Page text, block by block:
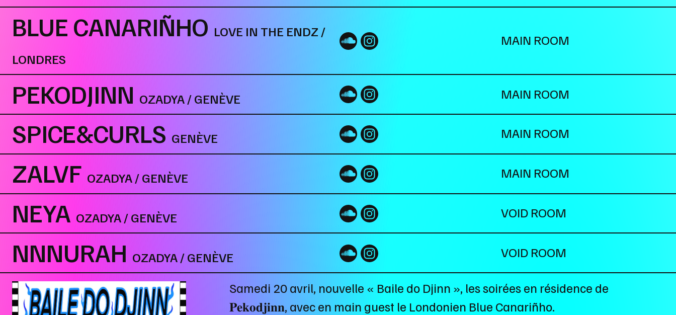
BLUE CANARIÑHO LOVE IN THE ENDZ /
LONDRES
MAIN ROOM
PEKODJINN OZADYA / GENÈVE MAIN ROOM
SPICE&CURLS GENÈVE MAIN ROOM
ZALVF OZADYA / GENÈVE MAIN ROOM
NEYA OZADYA / GENÈVE VOID ROOM
NNNURAH OZADYA / GENÈVE VOID ROOM
Samedi 20 avril, nouvelle « Baile do Djinn », les soirées en résidence de
𝐏𝐞𝐤𝐨𝐝𝐣𝐢𝐧𝐧, avec en main guest le Londonien Blue Canariñho.